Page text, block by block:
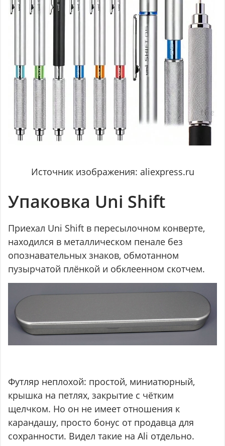
Источник изображения: aliexpress.ru
Упаковка Uni Shift
Приехал Uni Shift в пересылочном конверте,
находился в металлическом пенале без
опознавательных знаков, обмотанном
пузырчатой плёнкой и обклеенном скотчем.
Футляр неплохой: простой, миниатюрный,
крышка на петлях, закрытие с чётким
щелчком. Но он не имеет отношения к
карандашу, просто бонус от продавца для
сохранности. Видел такие на Ali отдельно.